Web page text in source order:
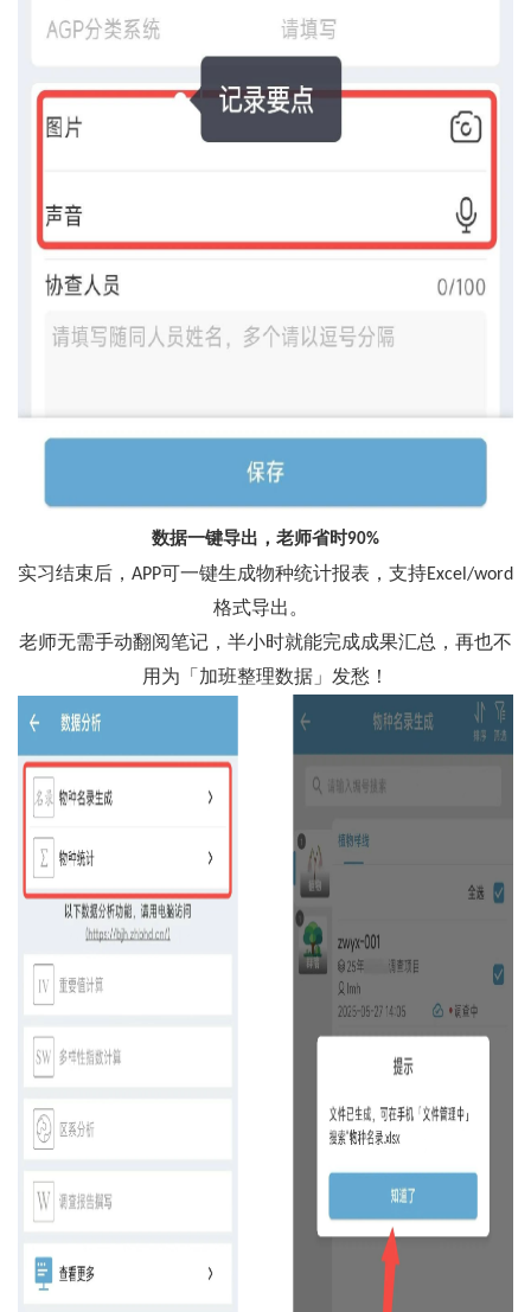
数据一键导出，老师省时90%
实习结束后， APP可一键生成物种统计报表，支持Excel/word
格式导出。
老师无需手动翻阅笔记，半小时就能完成成果汇总，再也不
用为「加班整理数据」发愁！